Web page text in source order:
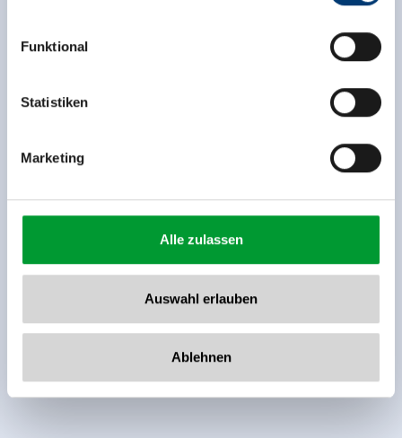
Rohr 23// A-6280 Zell am Ziller
www.zillertalarena.com
Funktional
Statistiken
Marketing
Alle zulassen
Auswahl erlauben
Ablehnen